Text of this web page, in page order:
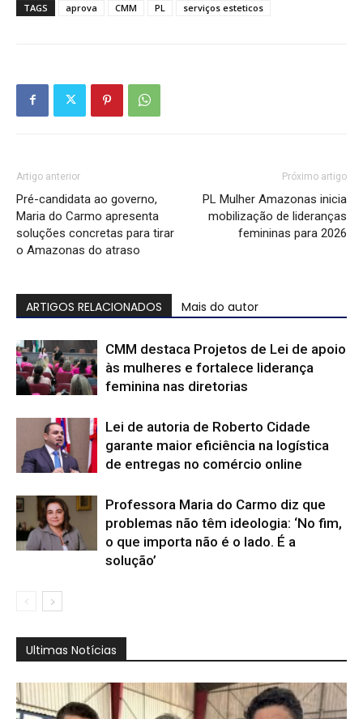
TAGS aprova CMM PL serviços esteticos
Artigo anterior
Pré-candidata ao governo,
Maria do Carmo apresenta
soluções concretas para tirar
o Amazonas do atraso
Próximo artigo
PL Mulher Amazonas inicia
mobilização de lideranças
femininas para 2026
ARTIGOS RELACIONADOS Mais do autor
CMM destaca Projetos de Lei de apoio
às mulheres e fortalece liderança
feminina nas diretorias
Lei de autoria de Roberto Cidade
garante maior eficiência na logística
de entregas no comércio online
Professora Maria do Carmo diz que
problemas não têm ideologia: ‘No fim,
o que importa não é o lado. É a
solução’
Ultimas Notícias